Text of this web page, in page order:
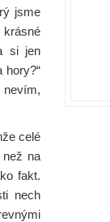
jsme
si jen
hory?“
nevím,
celé
na
fakt.
nech